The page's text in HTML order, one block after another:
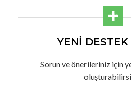
YENİ
Sorun ve önerileriniz için